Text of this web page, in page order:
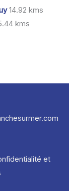
14.92 kms
kms
et